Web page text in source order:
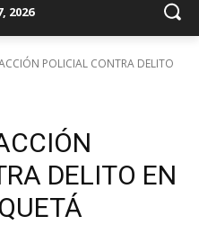
2026
POLICIAL CONTRA DELITO
DELITO EN